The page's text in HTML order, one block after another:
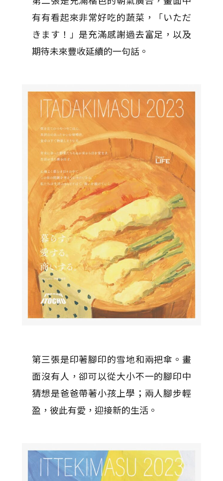
有有看起來非常好吃的蔬菜，「いただ
きます！」是充滿感謝過去富足，以及
期待未來豐收延續的一句話。
第三張是印著腳印的雪地和兩把傘。畫
面沒有人，卻可以從大小不一的腳印中
猜想是爸爸帶著小孩上學；兩人腳步輕
盈，彼此有愛，迎接新的生活。